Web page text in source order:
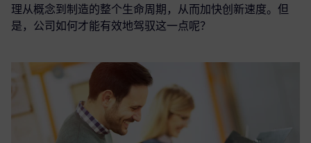
理从概念到制造的整个生命周期，从而加快创新速度。但
是，公司如何才能有效地驾驭这一点呢？